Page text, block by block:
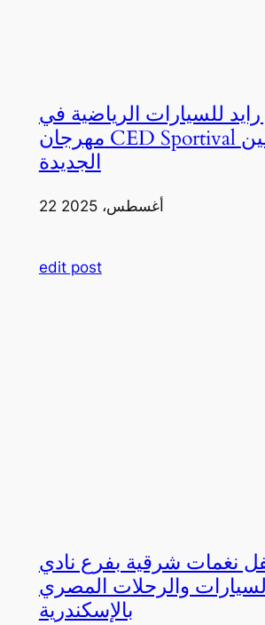
رايد للسيارات الرياضية في
مهرجان CED Sportival بالعلمين
الجديدة
22 أغسطس، 2025
edit post
نغمات شرقية بفرع نادي
والرحلات المصري
بالإسكندرية